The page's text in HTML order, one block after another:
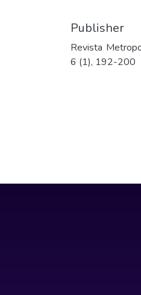
Publisher
Revista
6 (1), 192-200